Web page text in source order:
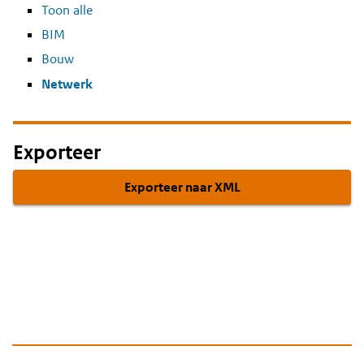
Toon alle
BIM
Bouw
Netwerk
Exporteer
Exporteer naar XML